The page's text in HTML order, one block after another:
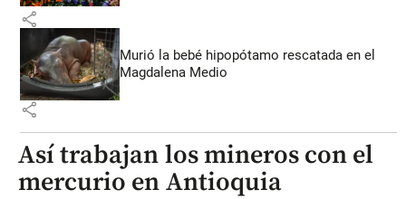
share
Murió la bebé hipopótamo rescatada en el
Magdalena Medio
share
Así trabajan los mineros con el
mercurio en Antioquia